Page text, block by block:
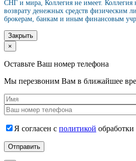
СНГ и мира, Коллегия не имеет. Коллегия
возврату денежных средств физическим
брокерам, банкам и иным финансовым
Закрыть
×
Оставьте Ваш номер телефона
Мы перезвоним Вам в ближайшее
Я согласен с политикой